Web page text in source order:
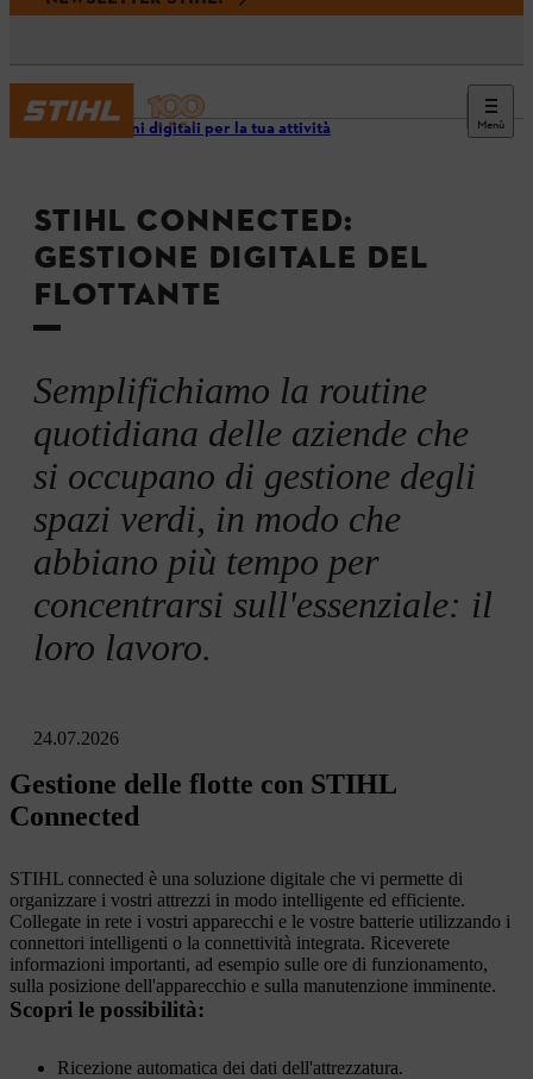
Menù
Soluzioni digitali per la tua attività
STIHL CONNECTED:
GESTIONE DIGITALE DEL
FLOTTANTE
Semplifichiamo la routine
quotidiana delle aziende che
si occupano di gestione degli
spazi verdi, in modo che
abbiano più tempo per
concentrarsi sull'essenziale: il
loro lavoro.
24.07.2026
Gestione delle flotte con STIHL
Connected
STIHL connected è una soluzione digitale che vi permette di
organizzare i vostri attrezzi in modo intelligente ed efficiente.
Collegate in rete i vostri apparecchi e le vostre batterie utilizzando i
connettori intelligenti o la connettività integrata. Riceverete
informazioni importanti, ad esempio sulle ore di funzionamento,
sulla posizione dell'apparecchio e sulla manutenzione imminente.
Scopri le possibilità:
Ricezione automatica dei dati dell'attrezzatura.